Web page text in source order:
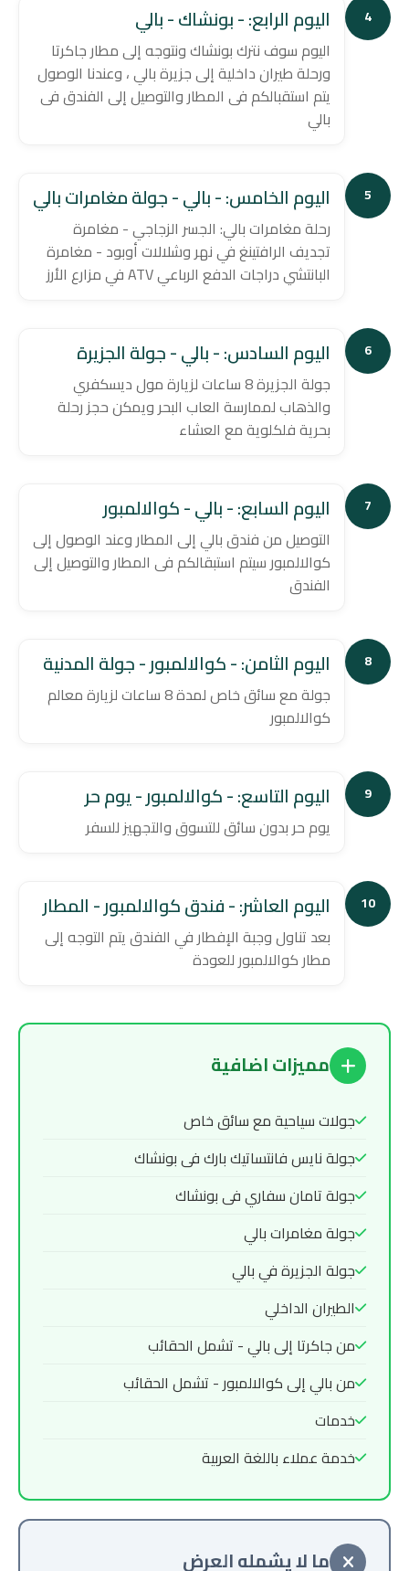
4 اليوم الرابع: - بونشاك - بالي
اليوم سوف نترك بونشاك ونتوجه إلى مطار جاكرتا
ورحلة طيران داخلية إلى جزيرة بالي ، وعندنا الوصول
يتم استقبالكم فى المطار والتوصيل إلى الفندق فى
بالي
5 اليوم الخامس: - بالي - جولة مغامرات بالي
رحلة مغامرات بالي: الجسر الزجاجي - مغامرة
تجديف الرافتينغ في نهر وشلالات أوبود - مغامرة
البانتشي دراجات الدفع الرباعي ATV في مزارع الأرز
6 اليوم السادس: - بالي - جولة الجزيرة
جولة الجزيرة 8 ساعات لزيارة مول ديسكفري
والذهاب لممارسة العاب البحر ويمكن حجز رحلة
بحرية فلكلوية مع العشاء
7 اليوم السابع: - بالي - كوالالمبور
التوصيل من فندق بالي إلى المطار وعند الوصول إلى
كوالالمبور سيتم استبقالكم فى المطار والتوصيل إلى
الفندق
8 اليوم الثامن: - كوالالمبور - جولة المدنية
جولة مع سائق خاص لمدة 8 ساعات لزيارة معالم
كوالالمبور
9 اليوم التاسع: - كوالالمبور - يوم حر
يوم حر بدون سائق للتسوق والتجهيز للسفر
10 اليوم العاشر: - فندق كوالالمبور - المطار
بعد تناول وجبة الإفطار في الفندق يتم التوجه إلى
مطار كوالالمبور للعودة
مميزات اضافية
جولات سياحية مع سائق خاص
جولة نايس فانتساتيك بارك فى بونشاك
جولة تامان سفاري فى بونشاك
جولة مغامرات بالي
جولة الجزيرة في بالي
الطيران الداخلي
من جاكرتا إلى بالي - تشمل الحقائب
من بالي إلى كوالالمبور - تشمل الحقائب
خدمات
خدمة عملاء باللغة العربية
ما لا يشمله العرض